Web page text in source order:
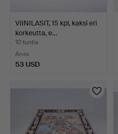
VIINILASIT, 15 kpl, kaksi eri
korkeutta, e…
10 tuntia
Arvio
53 USD